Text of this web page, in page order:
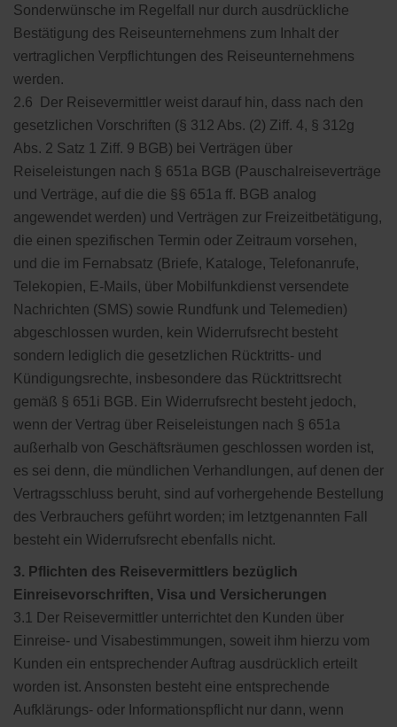
Sonderwünsche im Regelfall nur durch ausdrückliche
Bestätigung des Reiseunternehmens zum Inhalt der
vertraglichen Verpflichtungen des Reiseunternehmens
werden.
2.6 Der Reisevermittler weist darauf hin, dass nach den
gesetzlichen Vorschriften (§ 312 Abs. (2) Ziff. 4, § 312g
Abs. 2 Satz 1 Ziff. 9 BGB) bei Verträgen über
Reiseleistungen nach § 651a BGB (Pauschalreiseverträge
und Verträge, auf die die §§ 651a ff. BGB analog
angewendet werden) und Verträgen zur Freizeitbetätigung,
die einen spezifischen Termin oder Zeitraum vorsehen,
und die im Fernabsatz (Briefe, Kataloge, Telefonanrufe,
Telekopien, E-Mails, über Mobilfunkdienst versendete
Nachrichten (SMS) sowie Rundfunk und Telemedien)
abgeschlossen wurden, kein Widerrufsrecht besteht
sondern lediglich die gesetzlichen Rücktritts- und
Kündigungsrechte, insbesondere das Rücktrittsrecht
gemäß § 651i BGB. Ein Widerrufsrecht besteht jedoch,
wenn der Vertrag über Reiseleistungen nach § 651a
außerhalb von Geschäftsräumen geschlossen worden ist,
es sei denn, die mündlichen Verhandlungen, auf denen der
Vertragsschluss beruht, sind auf vorhergehende Bestellung
des Verbrauchers geführt worden; im letztgenannten Fall
besteht ein Widerrufsrecht ebenfalls nicht.
3. Pflichten des Reisevermittlers bezüglich
Einreisevorschriften, Visa und Versicherungen
3.1 Der Reisevermittler unterrichtet den Kunden über
Einreise- und Visabestimmungen, soweit ihm hierzu vom
Kunden ein entsprechender Auftrag ausdrücklich erteilt
worden ist. Ansonsten besteht eine entsprechende
Aufklärungs- oder Informationspflicht nur dann, wenn